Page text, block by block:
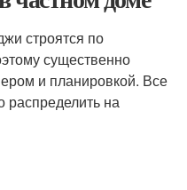
строятся по
существенно
и планировкой. Все
распределить на